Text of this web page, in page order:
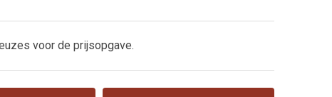
voor de prijsopgave.